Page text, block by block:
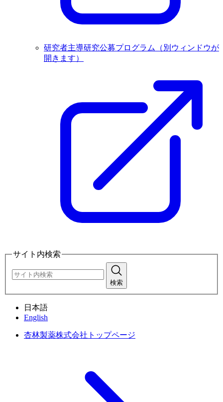
研究者主導研究公募プログラム
（別ウィンドウが
開きます）
サイト内検索
検索
日本語
English
杏林製薬株式会社トップページ